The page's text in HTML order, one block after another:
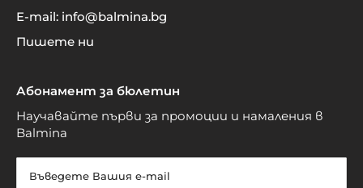
E-mail: info@balmina.bg
Пишете ни
Абонамент за бюлетин
Научавайте първи за промоции и намаления в
Balmina